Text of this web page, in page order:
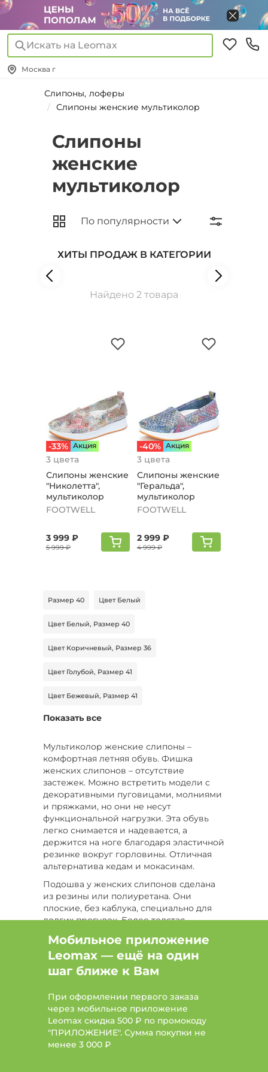
Искать на Leomax
Москва г
Слипоны, лоферы
Слипоны женские мультиколор
Слипоны
женские
мультиколор
ХИТЫ ПРОДАЖ В КАТЕГОРИИ
Найдено 2 товара
-33% Aкция
3 цвета
Слипоны женские
"Николетта",
мультиколор
FOOTWELL
3 999 ₽
5 999 ₽
-40% Aкция
3 цвета
Слипоны женские
"Геральда",
мультиколор
FOOTWELL
2 999 ₽
4 999 ₽
Размер 40 Цвет Белый
Цвет Белый, Размер 40
Цвет Коричневый, Размер 36
Цвет Голубой, Размер 41
Цвет Бежевый, Размер 41
Цвет Бежевый, Размер 40
Цвет Бежевый, Размер 38
Цвет Бордовый, Размер 42
Цвет Синий, Размер 42 Цвет Оранжевый
Цвет Оранжевый, Размер 39
Цвет Оранжевый, Размер 41
Цвет Фиолетовый, Размер 39
Бренд Dino Ricci Select Бренд Germanika
Бренд MARKO Бренд MAXWELLA
Показать все
Мультиколор женские слипоны –
комфортная летняя обувь. Фишка
женских слипонов – отсутствие
застежек. Можно встретить модели с
декоративными пуговицами, молниями
и пряжками, но они не несут
функциональной нагрузки. Эта обувь
легко снимается и надевается, а
держится на ноге благодаря эластичной
резинке вокруг горловины. Отличная
альтернатива кедам и мокасинам.
Подошва у женских слипонов сделана
из резины или полиуретана. Они
плоские, без каблука, специально для
долгих прогулок. Более толстая
увеличивает рост. Также часто
встречается имитация толстой подошвы
– на самом деле подошва отлита из
бортами. Это нужно для защиты носков
обуви и ее боков от ударных
повреждений при ходьбе по камням, а
еще немного унижает промокаемость.
Модели с имитацией толстой подошвы
Мобильное приложение
Leomax — ещё на один
шаг ближе к Вам
При оформлении первого заказа
через мобильное приложение
Leomax скидка 500 ₽ по промокоду
"ПРИЛОЖЕНИЕ". Сумма покупки не
менее 3 000 ₽